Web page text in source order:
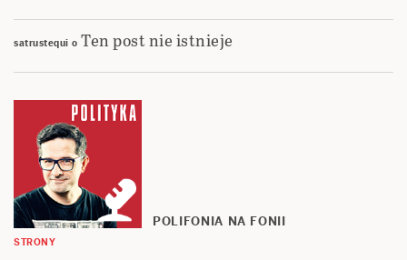
satrustequi o Ten post nie istnieje
POLIFONIA NA FONII
STRONY